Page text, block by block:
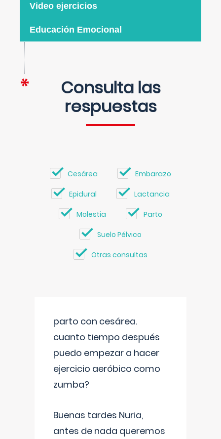
Video ejercicios
Educación Emocional
Consulta las
respuestas
Cesárea Embarazo
Epidural Lactancia
Molestia Parto
Suelo Pélvico
Otras consultas
parto con cesárea.
cuanto tiempo después
puedo empezar a hacer
ejercicio aeróbico como
zumba?
Buenas tardes Nuria,
antes de nada queremos